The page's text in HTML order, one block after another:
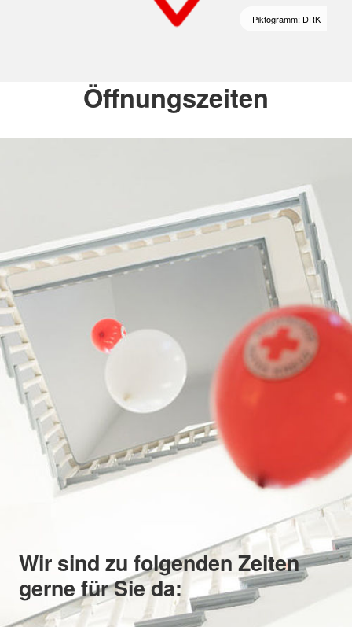
Piktogramm: DRK
Öffnungszeiten
Wir sind zu folgenden Zeiten
gerne für Sie da: